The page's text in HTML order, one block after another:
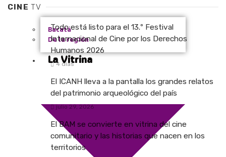
Bacatá
De la región
La Vitrina
CINETV
Todo está listo para el 13.º Festival
Internacional de Cine por los Derechos
Humanos 2026
4 días
El ICANH lleva a la pantalla los grandes relatos
del patrimonio arqueológico del país
julio 29, 2026
El BAM se convierte en vitrina del cine
comunitario y las historias que nacen en los
territorios